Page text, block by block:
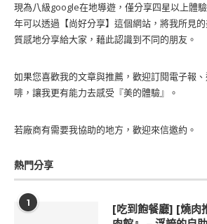
現為八級google在地導遊，僅分享四星以上體
年可以透過【尚好分享】這個網站，將我所見
質感地分享給大家，藉此認識到不同的朋友。
如果您喜歡我的文章與推薦，歡迎訂閱電子報
啡，讓我更有能力去感受『美的體驗』。
若廠商有需要我協助的地方，歡迎來信邀約。
熱門分享
1
[吃到飽餐廳] [燒肉